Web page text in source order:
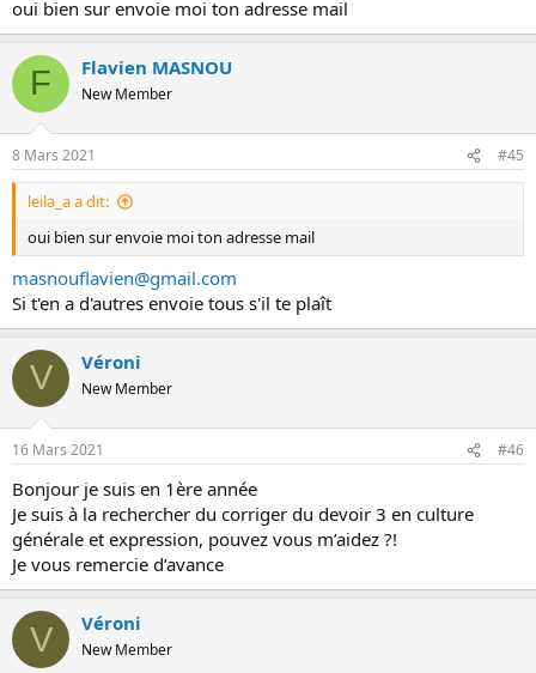
oui bien sur envoie moi ton adresse mail
F Flavien MASNOU
New Member
8 Mars 2021 #45
leila_a a dit:
oui bien sur envoie moi ton adresse mail
masnouflavien@gmail.com
Si t'en a d'autres envoie tous s'il te plaît
V Véroni
New Member
16 Mars 2021 #46
Bonjour je suis en 1ère année
Je suis à la rechercher du corriger du devoir 3 en culture
générale et expression, pouvez vous m’aidez ?!
Je vous remercie d’avance
V Véroni
New Member